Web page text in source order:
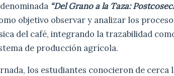
“Del Grano a la Taza:
objetivo observar y analizar los
del café, integrando la trazabilidad
de producción agrícola.
los estudiantes conocieron de cerca